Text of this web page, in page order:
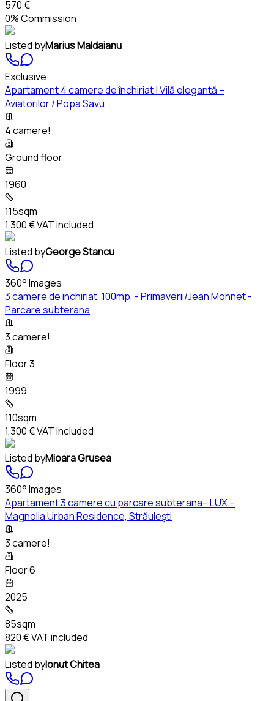
570 €
0% Commission
Listed byMarius Maldaianu
Exclusive
Apartament 4 camere de închiriat | Vilă elegantă –
Aviatorilor / Popa Savu
4 camere!
Ground floor
1960
115sqm
1,300 €VAT included
Listed byGeorge Stancu
360° Images
3 camere de inchiriat, 100mp, - Primaverii/Jean Monnet -
Parcare subterana
3 camere!
Floor 3
1999
110sqm
1,300 €VAT included
Listed byMioara Grusea
360° Images
Apartament 3 camere cu parcare subterana– LUX –
Magnolia Urban Residence, Străulești
3 camere!
Floor 6
2025
85sqm
820 €VAT included
Listed byIonut Chitea